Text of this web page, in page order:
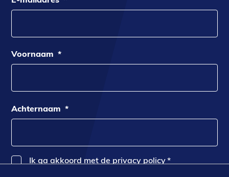
Voornaam *
Achternaam *
Ik ga akkoord met de privacy policy*